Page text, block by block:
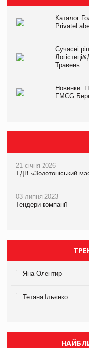
Каталог
Сучасні
Травень
Новинки.
21 січня 2026
ТДВ «Золотоніський
03 липня 2023
Тендери компанії
Яна Олентир
Тетяна Ільєнко